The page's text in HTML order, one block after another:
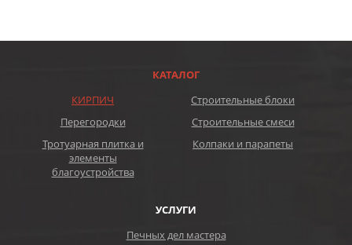
КАТАЛОГ
КИРПИЧ
Строительные блоки
Перегородки
Строительные смеси
Тротуарная плитка и
элементы
благоустройства
Колпаки и парапеты
УСЛУГИ
Печных дел мастера